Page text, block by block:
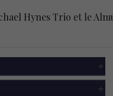
Hynes Trio et le